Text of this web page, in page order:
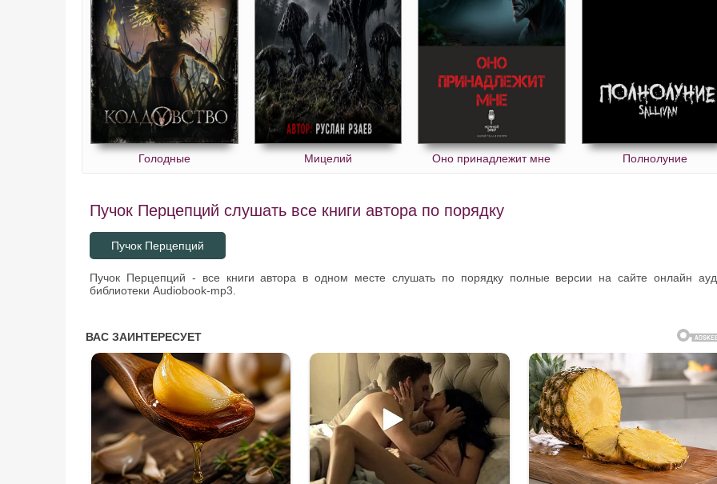
Голодные Мицелий Оно принадлежит мне Полнолуние
Пучок Перцепций слушать все книги автора по порядку
Пучок Перцепций
Пучок Перцепций - все книги автора в одном месте слушать по порядку полные версии на сайте онлайн
библиотеки Audiobook-mp3.